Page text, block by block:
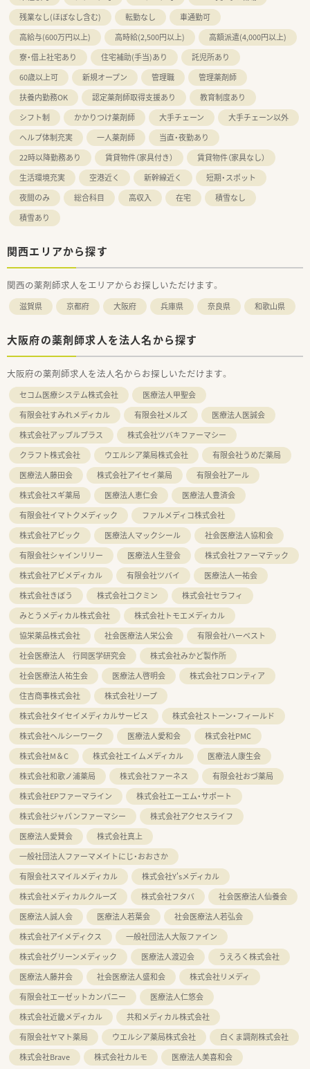
残業なし(ほぼなし含む)
転勤なし
車通勤可
高給与(600万円以上)
高時給(2,500円以上)
高額派遣(4,000円以上)
寮・借上社宅あり
住宅補助(手当)あり
託児所あり
60歳以上可
新規オープン 管理職
管理薬剤師
扶養内勤務OK
認定薬剤師取得支援あり
教育制度あり
シフト制
かかりつけ薬剤師 大手チェーン
大手チェーン以外
ヘルプ体制充実
一人薬剤師
当直・夜勤あり
22時以降勤務あり
賃貸物件（家具付き）
賃貸物件（家具なし）
生活環境充実
空港近く 新幹線近く
短期・スポット
夜間のみ
総合科目 高収入 在宅
積雪なし
積雪あり
関西エリアから探す
関西の薬剤師求人をエリアからお探しいただけます。
滋賀県 京都府 大阪府 兵庫県 奈良県 和歌山県
大阪府の薬剤師求人を法人名から探す
大阪府の薬剤師求人を法人名からお探しいただけます。
セコム医療システム株式会社
医療法人甲聖会
有限会社すみれメディカル
有限会社メルズ
医療法人医誠会
株式会社アップルプラス
株式会社ツバキファーマシー
クラフト株式会社
ウエルシア薬局株式会社
有限会社うめだ薬局
医療法人藤田会
株式会社アイセイ薬局
有限会社アール
株式会社スギ薬局
医療法人恵仁会
医療法人豊済会
有限会社イマトクメディック
ファルメディコ株式会社
株式会社アビック
医療法人マックシール
社会医療法人協和会
有限会社シャインリリー
医療法人生登会
株式会社ファーマテック
株式会社アビメディカル
有限会社ツバイ
医療法人一祐会
株式会社きぼう
株式会社コクミン
株式会社セラフィ
みとうメディカル株式会社
株式会社トモエメディカル
協栄薬品株式会社
社会医療法人栄公会
有限会社ハーベスト
社会医療法人 行岡医学研究会
株式会社みかど製作所
社会医療法人祐生会
医療法人啓明会
株式会社フロンティア
住吉商事株式会社
株式会社リープ
株式会社タイセイメディカルサービス
株式会社ストーン・フィールド
株式会社ヘルシーワーク
医療法人愛和会
株式会社PMC
株式会社M＆C
株式会社エイムメディカル
医療法人康生会
株式会社和歌ノ浦薬局
株式会社ファーネス
有限会社おづ薬局
株式会社EPファーマライン
株式会社エーエム・サポート
株式会社ジャパンファーマシー
株式会社アクセスライフ
医療法人愛賛会
株式会社真上
一般社団法人ファーマメイトにじ・おおさか
有限会社スマイルメディカル
株式会社Y'sメディカル
株式会社メディカルクルーズ
株式会社フタバ
社会医療法人仙養会
医療法人誠人会
医療法人若葉会
社会医療法人若弘会
株式会社アイメディクス
一般社団法人大阪ファイン
株式会社グリーンメディック
医療法人渡辺会
うえろく株式会社
医療法人藤井会
社会医療法人盛和会
株式会社リメディ
有限会社エーゼットカンパニー
医療法人仁悠会
株式会社近畿メディカル
共和メディカル株式会社
有限会社ヤマト薬局
ウエルシア薬局株式会社
白くま調剤株式会社
株式会社Brave
株式会社カルモ
医療法人美喜和会